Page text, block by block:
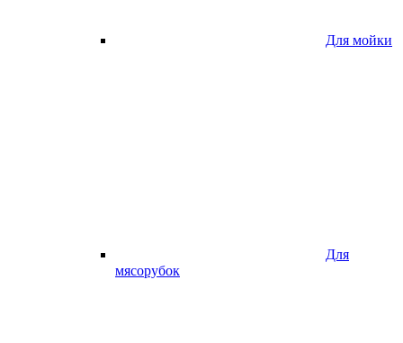
Для мойки
Для
мясорубок